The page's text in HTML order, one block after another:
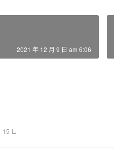
2021 年 12 月 9 日 am 6:06
15 日